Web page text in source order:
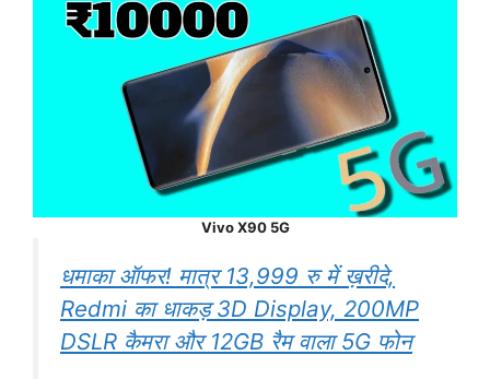
Vivo X90 5G
धमाका ऑफर! मात्र 13,999 रु में ख़रीदे,
Redmi का धाकड़ 3D Display, 200MP
DSLR कैमरा और 12GB रैम वाला 5G फोन